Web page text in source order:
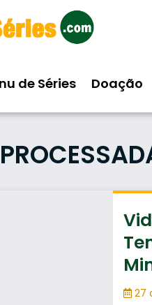
de Séries Doação
27